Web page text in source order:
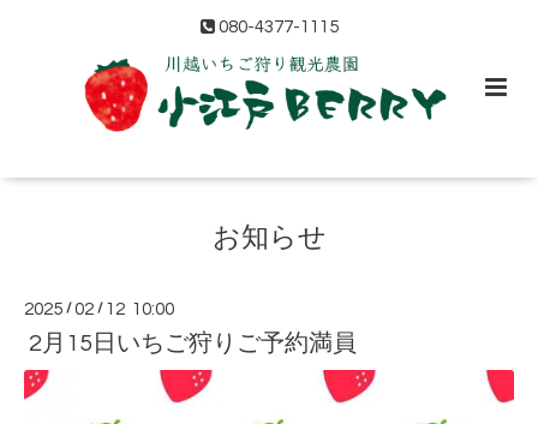
080-4377-1115
お知らせ
2025 /02 / 12 10:00
2月15日いちご狩りご予約満員